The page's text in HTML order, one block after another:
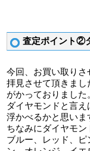
査定ポイント②
今回、お買い取り
拝見させて頂きま
がかっておりました
ダイヤモンドと言
浮かべるかと思いま
ちなみにダイヤモン
ブルー、レッド、